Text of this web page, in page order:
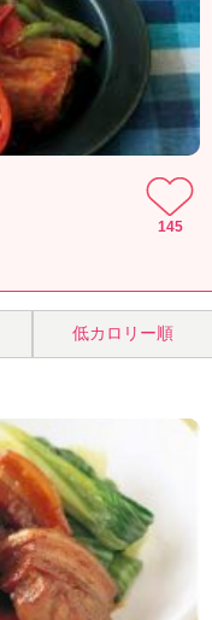
145
低カロリー順